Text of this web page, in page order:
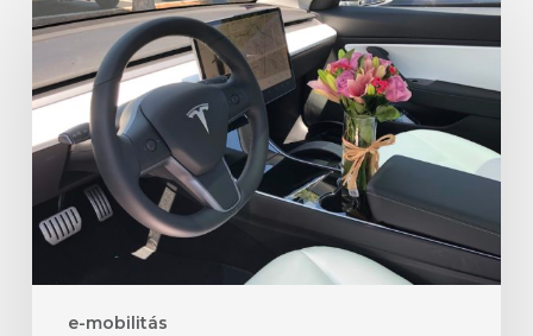
e-mobilitás
a
Tesla
Model
Y
Kínába